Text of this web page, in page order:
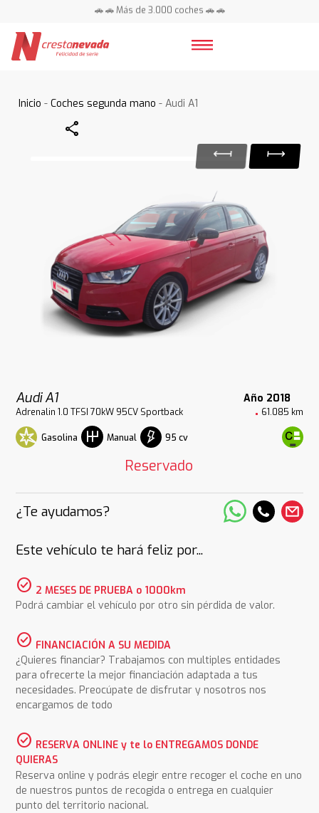
🚗 🚗 Más de 3.000 coches 🚗 🚗
Inicio -Coches segunda mano - Audi A1
Share
Audi A1 Año 2018
Adrenalin 1.0 TFSI 70kW 95CV Sportback 61.085 km
Gasolina Manual 95 cv
Reservado
¿Te ayudamos?
Este vehículo te hará feliz por...
check_circle 2 MESES DE PRUEBA o 1000km
Podrá cambiar el vehículo por otro sin pérdida de valor.
check_circle FINANCIACIÓN A SU MEDIDA
¿Quieres financiar? Trabajamos con multiples entidades
para ofrecerte la mejor financiación adaptada a tus
necesidades. Preocúpate de disfrutar y nosotros nos
encargamos de todo
check_circle RESERVA ONLINE y te lo ENTREGAMOS DONDE
QUIERAS
Reserva online y podrás elegir entre recoger el coche en uno
de nuestros puntos de recogida o entrega en cualquier
punto del territorio nacional.